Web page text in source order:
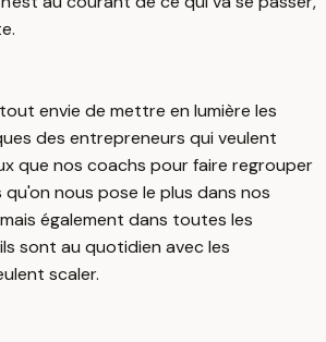
envie de mettre en lumière les
des entrepreneurs qui veulent
que nos coachs pour faire regrouper
nous pose le plus dans nos
également dans toutes les
sont au quotidien avec les
scaler.